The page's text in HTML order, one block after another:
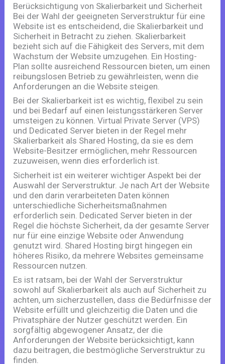
Berücksichtigung von Skalierbarkeit und Sicherheit
Bei der Wahl der geeigneten Serverstruktur für eine
Website ist es entscheidend, die Skalierbarkeit und
Sicherheit in Betracht zu ziehen. Skalierbarkeit
bezieht sich auf die Fähigkeit des Servers, mit dem
Wachstum der Website umzugehen. Ein Hosting-
Plan sollte ausreichend Ressourcen bieten, um einen
reibungslosen Betrieb zu gewährleisten, wenn die
Anforderungen an die Website steigen.
Bei der Skalierbarkeit ist es wichtig, flexibel zu sein
und bei Bedarf auf einen leistungsstärkeren Server
umsteigen zu können. Virtual Private Server (VPS)
und Dedicated Server bieten in der Regel mehr
Skalierbarkeit als Shared Hosting, da sie es dem
Website-Besitzer ermöglichen, mehr Ressourcen
zuzuweisen, wenn dies erforderlich ist.
Sicherheit ist ein weiterer wichtiger Aspekt bei der
Auswahl der Serverstruktur. Je nach Art der Website
und den darin verarbeiteten Daten können
unterschiedliche Sicherheitsmaßnahmen
erforderlich sein. Dedicated Server bieten in der
Regel die höchste Sicherheit, da der gesamte Server
nur für eine einzige Website oder Anwendung
genutzt wird. Shared Hosting birgt hingegen ein
höheres Risiko, da mehrere Websites gemeinsame
Ressourcen nutzen.
Es ist ratsam, bei der Wahl der Serverstruktur
sowohl auf Skalierbarkeit als auch auf Sicherheit zu
achten, um sicherzustellen, dass die Bedürfnisse der
Website erfüllt und gleichzeitig die Daten und die
Privatsphäre der Nutzer geschützt werden. Ein
sorgfältig abgewogener Ansatz, der die
Anforderungen der Website berücksichtigt, kann
dazu beitragen, die bestmögliche Serverstruktur zu
finden.